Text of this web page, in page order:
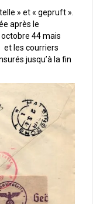
» et « gepruft ».
après le
44 mais
et les courriers
jusqu’à la fin